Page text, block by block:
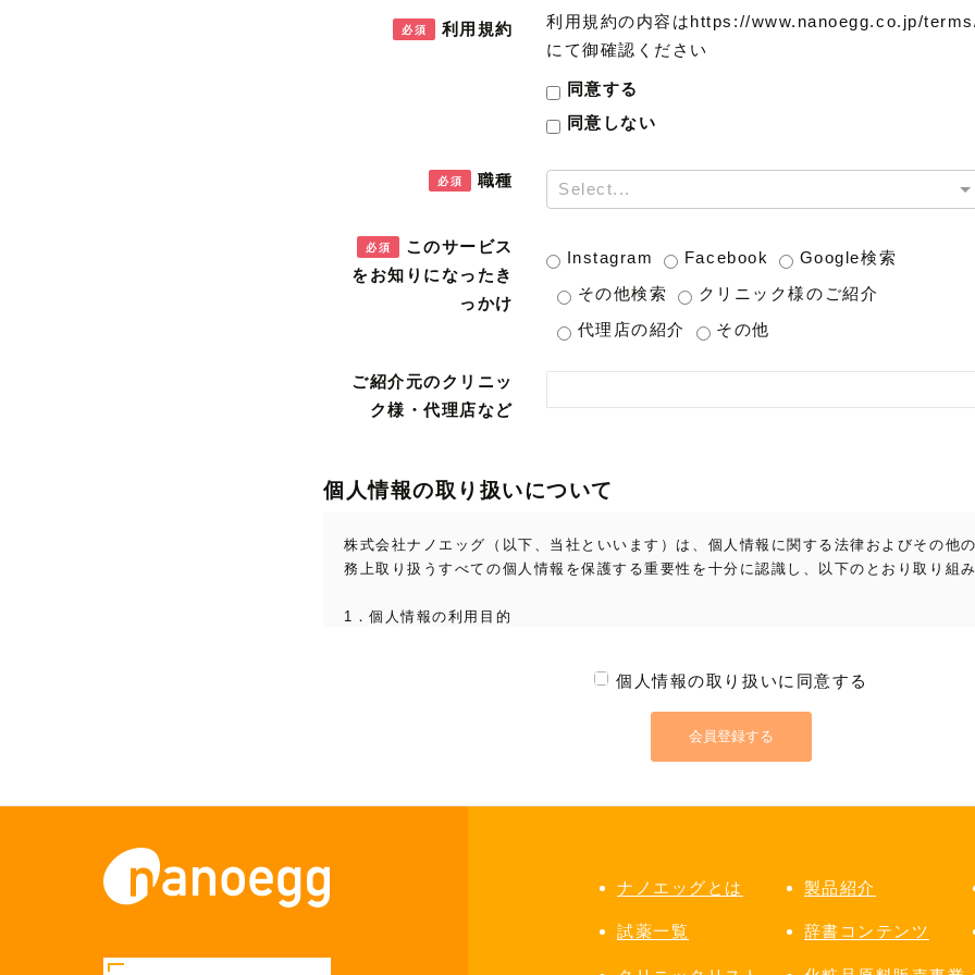
必須 利用規約
利用規約の内容はhttps://www.nanoegg.co.jp/
にて御確認ください
同意する
同意しない
必須 職種 Select...
必須
このサービス
をお知りになったき
っかけ
Instagram Facebook
Google検索
その他検索
クリニック様のご紹介
代理店の紹介
その他
ご紹介元のクリニッ
ク様・代理店など
個人情報の取り扱いについて
株式会社ナノエッグ（以下、当社といいます）は、個人情報に関する法律およびその他
務上取り扱うすべての個人情報を保護する重要性を十分に認識し、以下のとおり取り組
1．個人情報の利用目的
的とする、電話およびEメールによるアンケートの実施
5．プレゼントなどの抽選や賞品の発送
個人情報の取り扱いに同意する
会員登録する
ナノエッグとは 製品紹介
試薬一覧 辞書コンテンツ